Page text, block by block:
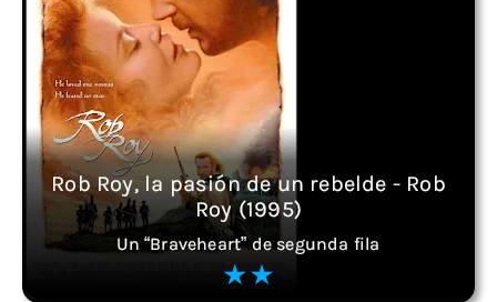
Rob Roy, la pasión de un rebelde - Rob
Roy (1995)
Un “Braveheart” de segunda fila